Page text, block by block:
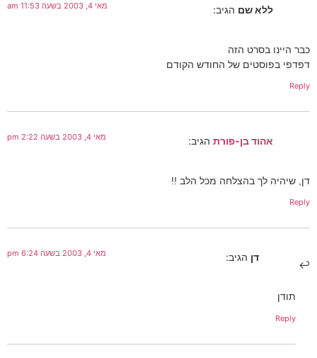
ללא שם הגיב: מאי 4, 2003 בשעה 11:53 am
כבר היינו בסרט הזה
דפדפי בפוסטים של החודש הקודם
Reply
אהוד בן-פורת הגיב: מאי 4, 2003 בשעה 2:22 pm
דן, שיהיה לך בהצלחה מכל הלב !!
Reply
דן הגיב: מאי 4, 2003 בשעה 6:24 pm
תודן
Reply